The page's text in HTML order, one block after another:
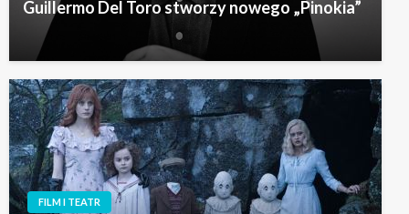
Guillermo Del Toro stworzy nowego „Pinokia”
FILM I TEATR